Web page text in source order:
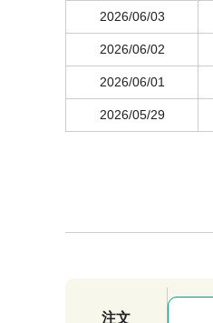
2026/06/03
2026/06/02
2026/06/01
2026/05/29
注文